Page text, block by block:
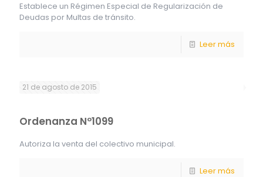
Establece un Régimen Especial de Regularización de
Deudas por Multas de tránsito.
Leer más
21 de agosto de 2015
Ordenanza Nº1099
Autoriza la venta del colectivo municipal.
Leer más